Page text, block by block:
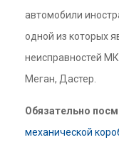
автомобили
одной из которых
неисправностей
Меган, Дастер.
Обязательно
механической